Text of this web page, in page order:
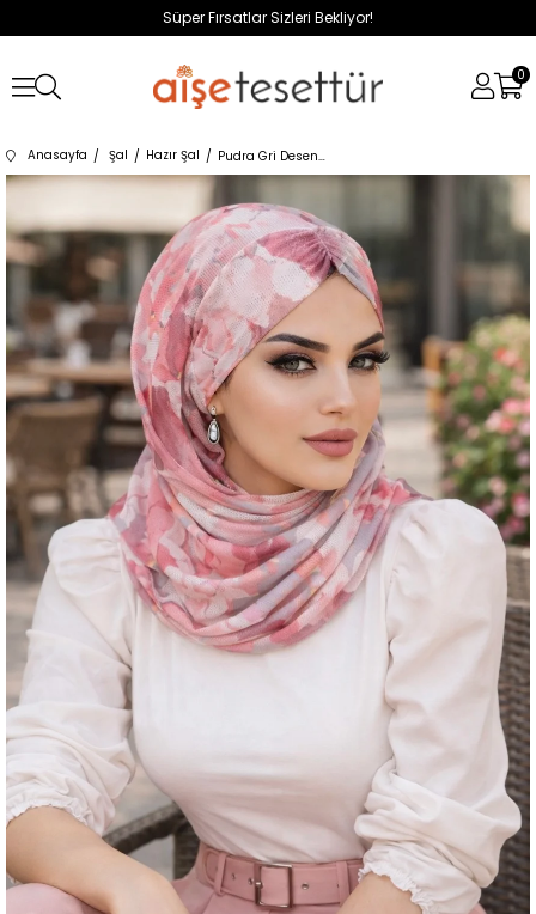
Süper Fırsatlar Sizleri Bekliyor!
0
Anasayfa Şal Hazır Şal Pudra Gri Desenli Hazır Şal Eşarp